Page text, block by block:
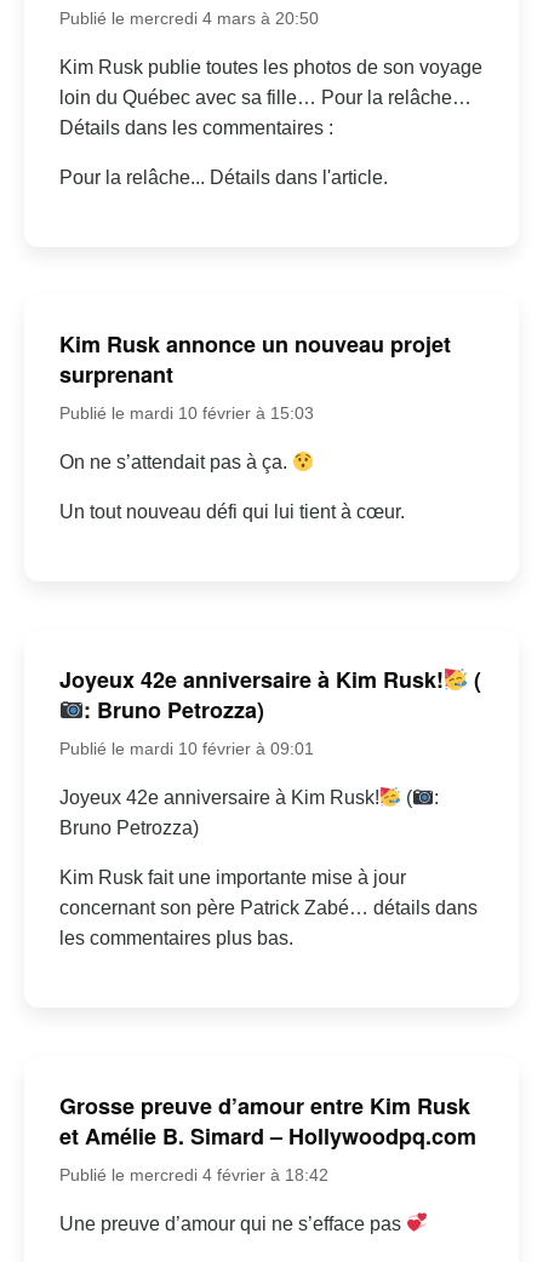
Publié le mercredi 4 mars à 20:50
Kim Rusk publie toutes les photos de son voyage
loin du Québec avec sa fille… Pour la relâche…
Détails dans les commentaires :
Pour la relâche... Détails dans l'article.
Kim Rusk annonce un nouveau projet
surprenant
Publié le mardi 10 février à 15:03
On ne s’attendait pas à ça.
Un tout nouveau défi qui lui tient à cœur.
Joyeux 42e anniversaire à Kim Rusk!
(
: Bruno Petrozza)
Publié le mardi 10 février à 09:01
Joyeux 42e anniversaire à Kim Rusk! (
:
Bruno Petrozza)
Kim Rusk fait une importante mise à jour
concernant son père Patrick Zabé… détails dans
les commentaires plus bas.
Grosse preuve d’amour entre Kim Rusk
et Amélie B. Simard – Hollywoodpq.com
Publié le mercredi 4 février à 18:42
Une preuve d’amour qui ne s’efface pas